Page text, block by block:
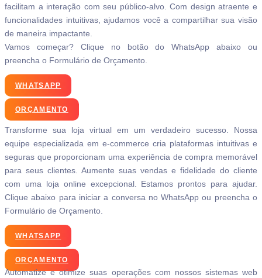
facilitam a interação com seu público-alvo. Com design atraente e
funcionalidades intuitivas, ajudamos você a compartilhar sua visão
de maneira impactante.
Vamos começar? Clique no botão do WhatsApp abaixo ou
preencha o Formulário de Orçamento.
WHATSAPP
ORÇAMENTO
Transforme sua loja virtual em um verdadeiro sucesso. Nossa
equipe especializada em e-commerce cria plataformas intuitivas e
seguras que proporcionam uma experiência de compra memorável
para seus clientes. Aumente suas vendas e fidelidade do cliente
com uma loja online excepcional. Estamos prontos para ajudar.
Clique abaixo para iniciar a conversa no WhatsApp ou preencha o
Formulário de Orçamento.
WHATSAPP
ORÇAMENTO
Automatize e otimize suas operações com nossos sistemas web